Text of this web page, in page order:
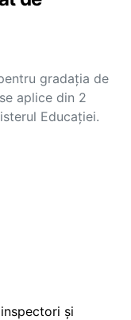
gradația de
aplice din 2
Educației.
și